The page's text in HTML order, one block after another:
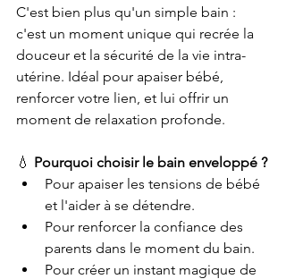
C'est bien plus qu'un simple bain :
c'est un moment unique qui recrée la
douceur et la sécurité de la vie intra-
utérine. Idéal pour apaiser bébé,
renforcer votre lien, et lui offrir un
moment de relaxation profonde.
💧 Pourquoi choisir le bain enveloppé ?
Pour apaiser les tensions de bébé
et l'aider à se détendre.
Pour renforcer la confiance des
parents dans le moment du bain.
Pour créer un instant magique de